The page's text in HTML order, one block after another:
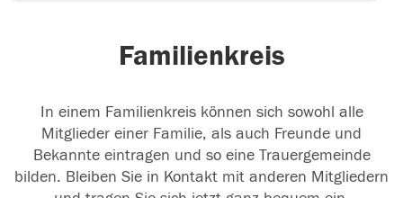
Familienkreis
In einem Familienkreis können sich sowohl alle
Mitglieder einer Familie, als auch Freunde und
Bekannte eintragen und so eine Trauergemeinde
bilden. Bleiben Sie in Kontakt mit anderen Mitgliedern